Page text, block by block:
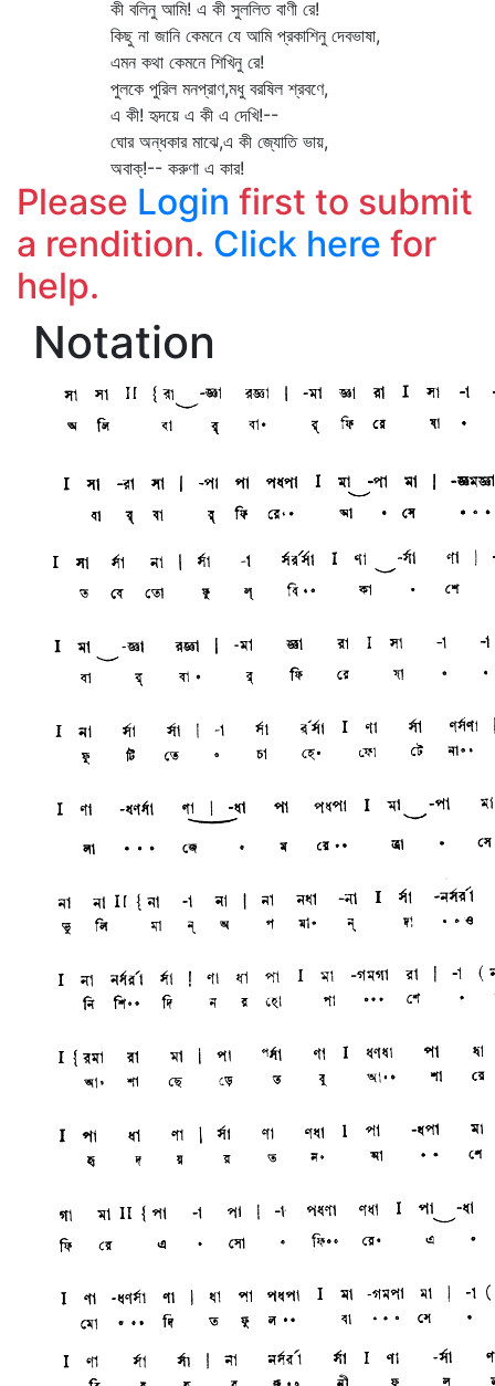
কী বলিনু আমি! এ কী সুললিত বাণী রে!
কিছু না জানি কেমনে যে আমি প্রকাশিনু দেবভাষা,
এমন কথা কেমনে শিখিনু রে!
পুলকে পুরিল মনপ্রাণ,মধু বরষিল শ্রবণে,
এ কী! হৃদয়ে এ কী এ দেখি!--
ঘোর অন্ধকার মাঝে,এ কী জ্যোতি ভায়,
অবাক্‌!-- করুণা এ কার!
Please Login first to submit
a rendition. Click here for
help.
Notation